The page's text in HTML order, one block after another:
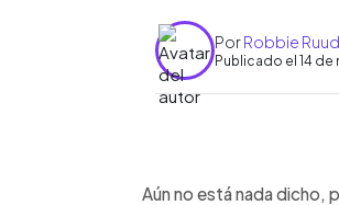
PorRobbie Ruud
Publicado el 14 de
► Escuchar
Aún no está nada dicho,